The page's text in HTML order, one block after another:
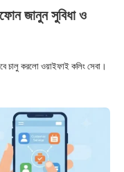
জানুন সুবিধা ও
চালু করলো ওয়াইফাই কলিং সেবা।